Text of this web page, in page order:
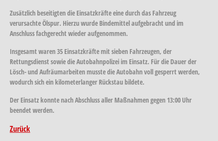
Zusätzlich beseitigten die Einsatzkräfte eine durch das Fahrzeug
verursachte Ölspur. Hierzu wurde Bindemittel aufgebracht und im
Anschluss fachgerecht wieder aufgenommen.
Insgesamt waren 35 Einsatzkräfte mit sieben Fahrzeugen, der
Rettungsdienst sowie die Autobahnpolizei im Einsatz. Für die Dauer der
Lösch- und Aufräumarbeiten musste die Autobahn voll gesperrt werden,
wodurch sich ein kilometerlanger Rückstau bildete.
Der Einsatz konnte nach Abschluss aller Maßnahmen gegen 13:00 Uhr
beendet werden.
Zurück